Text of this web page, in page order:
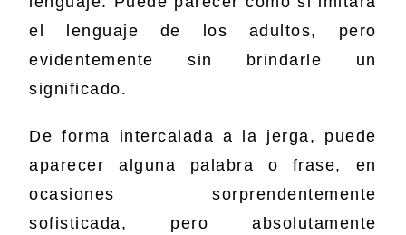
el lenguaje de los adultos, pero
evidentemente sin brindarle un
significado.
De forma intercalada a la jerga, puede
aparecer alguna palabra o frase, en
ocasiones sorprendentemente
sofisticada, pero absolutamente